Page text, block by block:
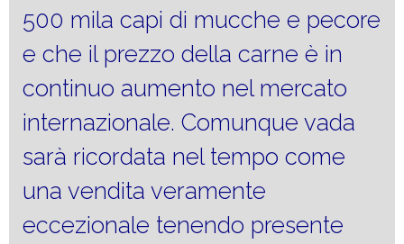
500 mila capi di mucche e pecore
e che il prezzo della carne è in
continuo aumento nel mercato
internazionale. Comunque vada
sarà ricordata nel tempo come
una vendita veramente
eccezionale tenendo presente